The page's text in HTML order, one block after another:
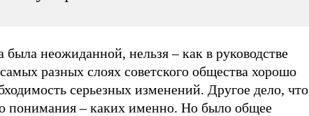
была неожиданной, нельзя – как в руководстве
разных слоях советского общества хорошо
серьезных изменений. Другое дело, что
понимания – каких именно. Но было общее